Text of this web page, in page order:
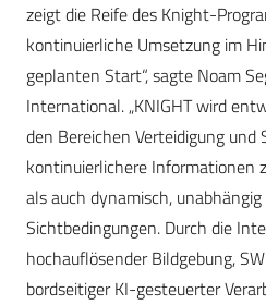
zeigt die Reife des Knight-
kontinuierliche Umsetzung im
geplanten Start“, sagte Noam
International. „KNIGHT wird
den Bereichen Verteidigung und
kontinuierlichere Informationen
als auch dynamisch,
Sichtbedingungen. Durch die
hochauflösender Bildgebung,
bordseitiger KI-gesteuerter